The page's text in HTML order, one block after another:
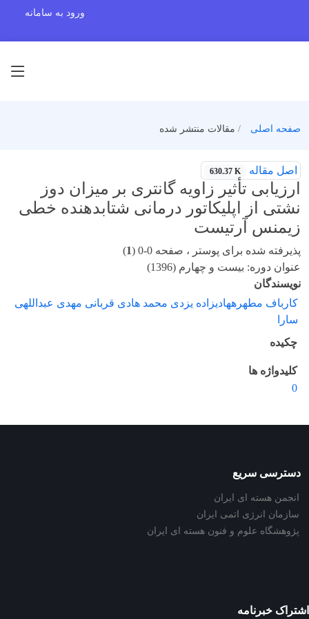
ورود به سامانه
صفحه اصلی مقالات منتشر شده
اصل مقاله 630.37 K
ارزیابی تأثیر زاویه گانتری بر میزان دوز
نشتی از اپلیکاتور درمانی شتابدهنده خطی
زیمنس آرتیست
پذیرفته شده برای پوستر ، صفحه 0-0 ( 1
)
عنوان دوره: بیست و چهارم (1396)
نویسندگان
کارباف مطهرههادیزاده یزدی محمد هادی قربانی مهدی عبداللهی
سارا
چکیده
کلیدواژه ها
0
دسترسی سریع
انجمن هسته ای ایران
سازمان انرژی اتمی ایران
پژوهشگاه علوم و فنون هسته ای ایران
اشتراک خبرنامه